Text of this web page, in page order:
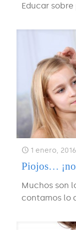
Educar
1 enero, 2016
Piojos…
Muchos son
contamos lo